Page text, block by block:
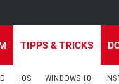
TIPPS & TRICKS
IOS WINDOWS 10